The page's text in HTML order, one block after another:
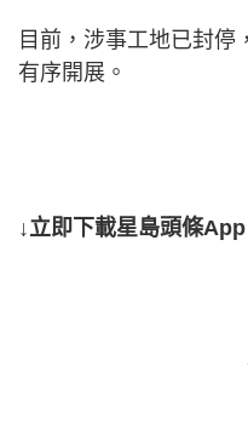
目前，涉事工地已封停
有序開展。
↓立即下載星島頭條